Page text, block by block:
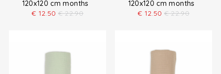
120x120 cm months
€ 12.50 € 22.90
120x120 cm months
€ 12.50 € 22.90